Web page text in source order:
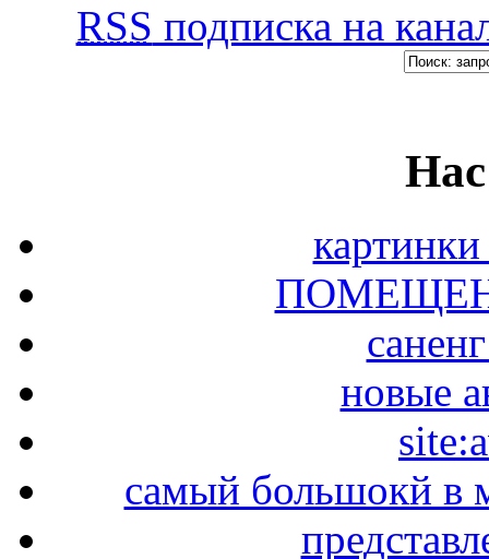
RSS подписка на
новые
самый большокй в